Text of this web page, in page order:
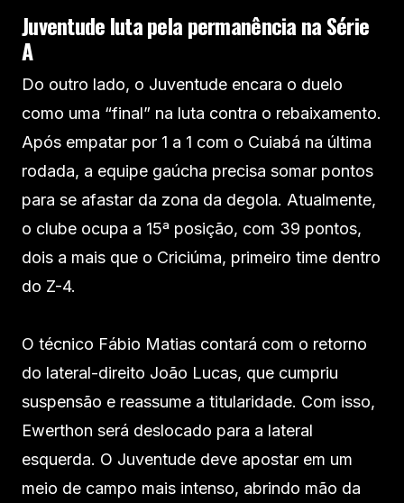
Juventude luta pela permanência na Série
A
Do outro lado, o Juventude encara o duelo
como uma “final” na luta contra o rebaixamento.
Após empatar por 1 a 1 com o Cuiabá na última
rodada, a equipe gaúcha precisa somar pontos
para se afastar da zona da degola. Atualmente,
o clube ocupa a 15ª posição, com 39 pontos,
dois a mais que o Criciúma, primeiro time dentro
do Z-4.
O técnico Fábio Matias contará com o retorno
do lateral-direito João Lucas, que cumpriu
suspensão e reassume a titularidade. Com isso,
Ewerthon será deslocado para a lateral
esquerda. O Juventude deve apostar em um
meio de campo mais intenso, abrindo mão da